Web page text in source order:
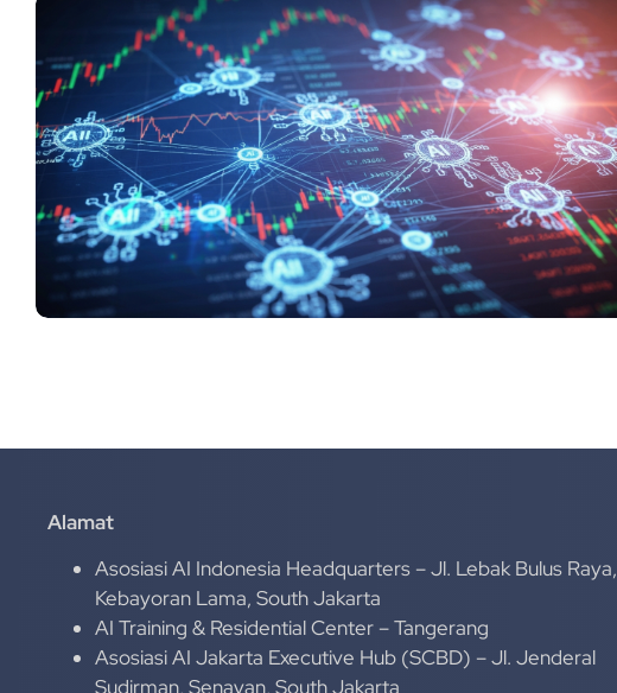
Alamat
Asosiasi AI Indonesia Headquarters – Jl. Lebak Bulus Raya,
Kebayoran Lama, South Jakarta
AI Training & Residential Center – Tangerang
Asosiasi AI Jakarta Executive Hub (SCBD) – Jl. Jenderal
Sudirman, Senayan, South Jakarta